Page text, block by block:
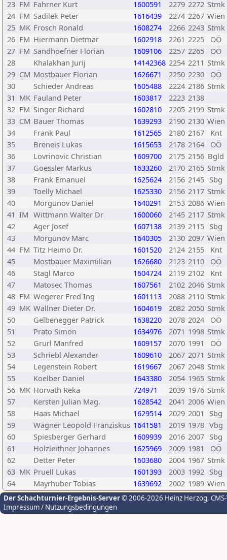
23 FM Fahrner Kurt 1600591 2279 2272 Stmk
24 FM Sadilek Peter 1616439 2274 2267 Wien
25 MK Frosch Ronald 1608274 2266 2243 Stmk
26 FM Hiermann Dietmar 1602918 2261 2225
OÖ
27 FM Sandhoefner Florian 1609106 2257 2265
OÖ
28
Khalakhan Jurij 14142368 2254 2211 Stmk
29 CM Mostbauer Florian 1626671 2250 2230
OÖ
30
Schieder Andreas 1605488 2224 2186 Stmk
31 MK Fauland Peter 1603817 2223 2138
32 FM Singer Richard 1602810 2205 2199 Stmk
33 CM Bauer Thomas 1639293 2190 2130 Wien
34
Frank Paul 1612565 2180 2167
Knt
35
Breneis Lukas 1615653 2178 2164
OÖ
36
Lovrinovic Christian 1609700 2175 2156 Bgld
37
Goessler Markus 1633260 2170 2165 Stmk
38
Frank Emanuel 1625624 2156 2145 Sbg
39
Toelly Michael 1625330 2156 2117 Stmk
40
Morgunov Daniel 1640291 2153 2086 Wien
41 IM Wittmann Walter Dr 1600060 2145 2117 Stmk
42
Ager Josef 1607138 2139 2115 Sbg
43
Morgunov Marc 1640305 2130 2097 Wien
44 FM Titz Heimo Dr. 1601520 2124 2155
Knt
45
Mostbauer Maximilian 1626680 2123 2110
OÖ
46
Stagl Marco 1604724 2119 2102
Knt
47
Matosec Thomas 1607561 2102 2046 Stmk
48 FM Wegerer Fred Ing 1601113 2088 2110 Stmk
49 MK Wallner Dieter Dr. 1604619 2082 2050 Stmk
50
Gelbenegger Patrick 1638220 2078 2024
OÖ
51
Prato Simon 1634976 2071 1998 Stmk
52
Grurl Manfred 1609157 2070 1991
OÖ
53
Schriebl Alexander 1609610 2067 2071 Stmk
54
Legenstein Robert 1619667 2067 2048 Stmk
55
Koelber Daniel 1643380 2054 1965 Stmk
56 MK Horvath Reka 724971 2039 1976 Stmk
57
Kersten Julian Mag. 1628542 2041 2006 Wien
58
Haas Michael 1629514 2029 2001
Sbg
59
Wagner Leopold Franziskus 1641581 2019 1978 Vbg
60
Spiesberger Gerhard 1609939 2016 2007 Sbg
61
Holzleithner Johannes 1625969 2009 1981
OÖ
62
Detter Peter 1603680 2004 1967 Stmk
63 MK Pruell Lukas 1601393 2003 1992 Sbg
64
Mayrhuber Tobias 1639692 2002 1989 Wien
Der Schachturnier-Ergebnis-Server© 2006-2026 Heinz Herzog,
Impressum / Nutzungsbedingungen